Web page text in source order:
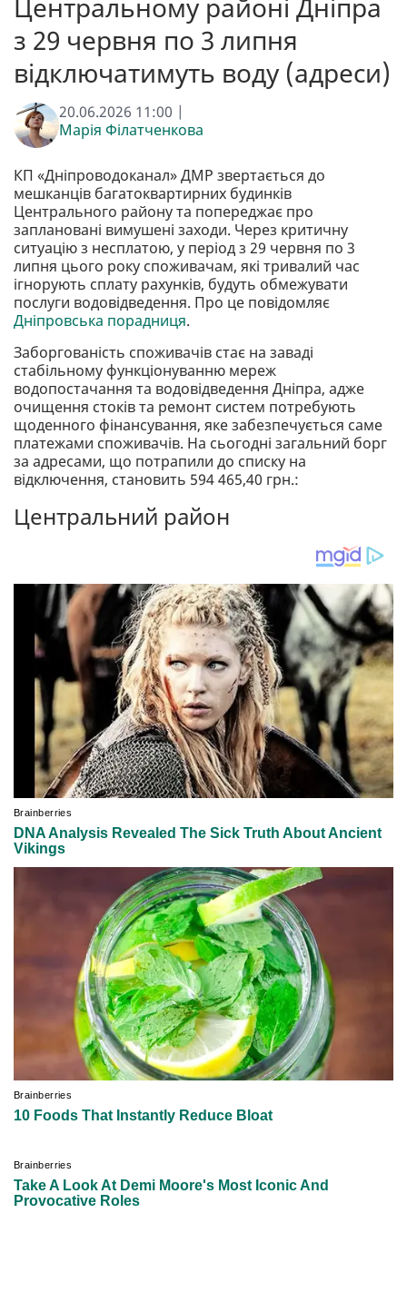
Центральному районі Дніпра
з 29 червня по 3 липня
відключатимуть воду (адреси)
20.06.2026 11:00 |
Марія Філатченкова
КП «Дніпроводоканал» ДМР звертається до
мешканців багатоквартирних будинків
Центрального району та попереджає про
заплановані вимушені заходи. Через критичну
ситуацію з несплатою, у період з 29 червня по 3
липня цього року споживачам, які тривалий час
ігнорують сплату рахунків, будуть обмежувати
послуги водовідведення. Про це повідомляє
Дніпровська порадниця.
Заборгованість споживачів стає на заваді
стабільному функціонуванню мереж
водопостачання та водовідведення Дніпра, адже
очищення стоків та ремонт систем потребують
щоденного фінансування, яке забезпечується саме
платежами споживачів. На сьогодні загальний борг
за адресами, що потрапили до списку на
відключення, становить 594 465,40 грн.:
Центральний район